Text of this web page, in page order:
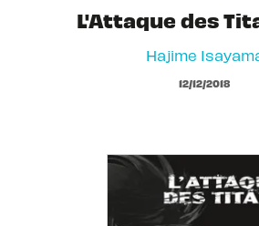
L'Attaque des
Hajime
12/12/2018